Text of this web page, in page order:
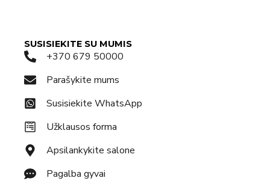
SUSISIEKITE SU MUMIS
+370 679 50000
Parašykite mums
Susisiekite WhatsApp
Užklausos forma
Apsilankykite salone
Pagalba gyvai